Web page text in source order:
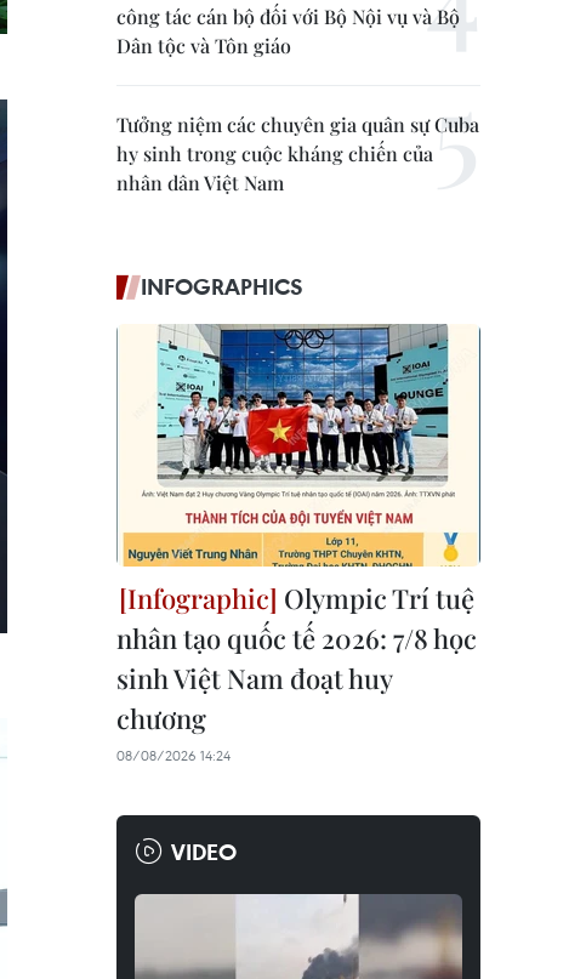
công tác cán bộ đối với Bộ Nội vụ và Bộ
Dân tộc và Tôn giáo
Tưởng niệm các chuyên gia quân sự Cuba
hy sinh trong cuộc kháng chiến của
nhân dân Việt Nam
INFOGRAPHICS
Olympic Trí tuệ
nhân tạo quốc tế 2026: 7/8 học
sinh Việt Nam đoạt huy
chương
08/08/2026 14:24
VIDEO